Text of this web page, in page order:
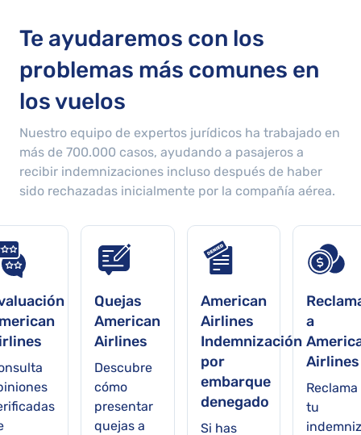
Te ayudaremos con los
problemas más comunes en
los vuelos
Nuestro equipo de expertos jurídicos ha trabajado en
más de 700.000 casos, ayudando a pasajeros a
recibir indemnizaciones incluso después de haber
sido rechazadas inicialmente por la compañía aérea.
Quejas
American
Airlines
Descubre
cómo
presentar
quejas a
American
Airlines
Indemnización
por
embarque
denegado
Si has
a
Airlines
Reclama
tu